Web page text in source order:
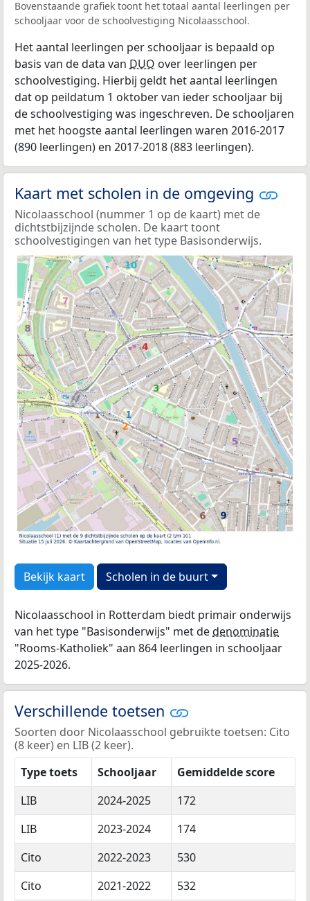
Bovenstaande grafiek toont het totaal aantal leerlingen per
schooljaar voor de schoolvestiging Nicolaasschool.
Het aantal leerlingen per schooljaar is bepaald op
basis van de data van DUO over leerlingen per
schoolvestiging. Hierbij geldt het aantal leerlingen
dat op peildatum 1 oktober van ieder schooljaar bij
de schoolvestiging was ingeschreven. De schooljaren
met het hoogste aantal leerlingen waren 2016-2017
(890 leerlingen) en 2017-2018 (883 leerlingen).
Kaart met scholen in de omgeving
Nicolaasschool (nummer 1 op de kaart) met de
dichtstbijzijnde scholen. De kaart toont
schoolvestigingen van het type Basisonderwijs.
Bekijk kaart Scholen in de buurt
Nicolaasschool in Rotterdam biedt primair onderwijs
van het type "Basisonderwijs" met dedenominatie
"Rooms-Katholiek" aan 864 leerlingen in schooljaar
2025-2026.
Verschillende toetsen
Soorten door Nicolaasschool gebruikte toetsen: Cito
(8 keer) en LIB (2 keer).
Type toets
Schooljaar
Gemiddelde score
LIB
2024-2025
172
LIB
2023-2024
174
Cito
2022-2023
530
Cito
2021-2022
532